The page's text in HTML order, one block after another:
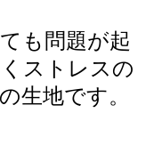
も問題が起
ストレスの
生地です。